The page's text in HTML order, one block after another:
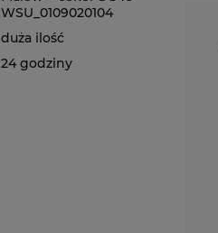
WSU_0109020104
duża ilość
24 godziny